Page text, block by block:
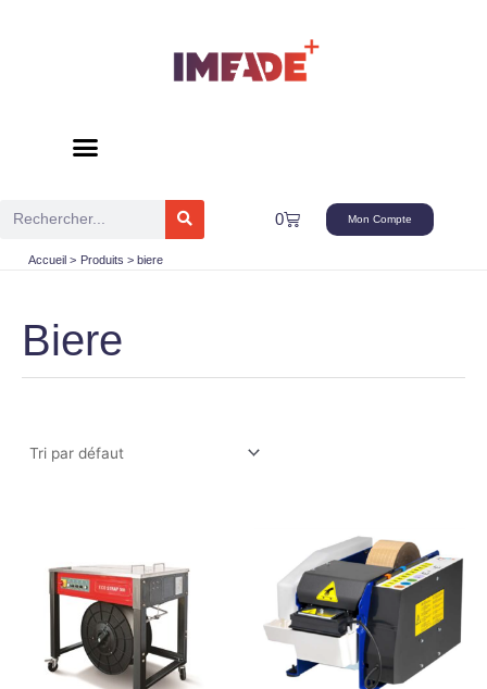
Rechercher 0
Panier Mon Compte
Accueil Produits biere
Biere